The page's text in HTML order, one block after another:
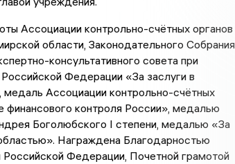
Ассоциации контрольно-счётных органов
области, Законодательного Собрания
консультативного совета при
Федерации «За заслуги в
медаль Ассоциации контрольно-счётных
финансового контроля России», медалью
Боголюбского I степени, медалью «За
Награждена Благодарностью
Федерации, Почетной грамотой